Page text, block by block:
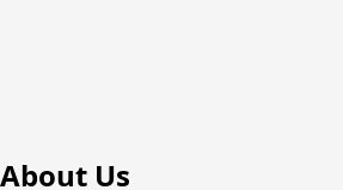
About Us